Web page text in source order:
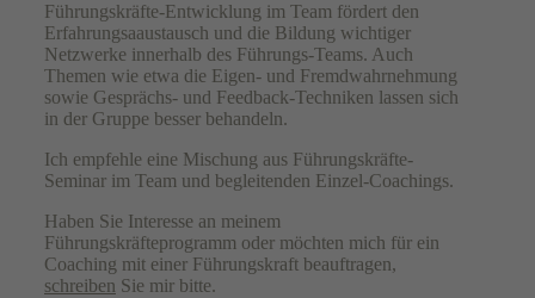
Führungskräfte-Entwicklung im Team fördert den
Erfahrungsaaustausch und die Bildung wichtiger
Netzwerke innerhalb des Führungs-Teams. Auch
Themen wie etwa die Eigen- und Fremdwahrnehmung
sowie Gesprächs- und Feedback-Techniken lassen sich
in der Gruppe besser behandeln.
Ich empfehle eine Mischung aus Führungskräfte-
Seminar im Team und begleitenden Einzel-Coachings.
Haben Sie Interesse an meinem
Führungskräfteprogramm oder möchten mich für ein
Coaching mit einer Führungskraft beauftragen,
schreiben Sie mir bitte.